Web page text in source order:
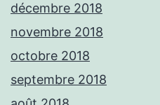
décembre 2018
novembre 2018
octobre 2018
septembre 2018